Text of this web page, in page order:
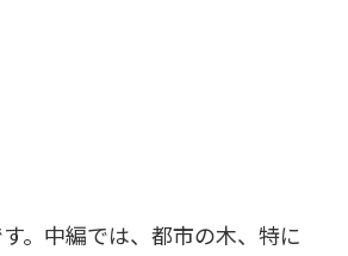
。中編では、都市の木、特に